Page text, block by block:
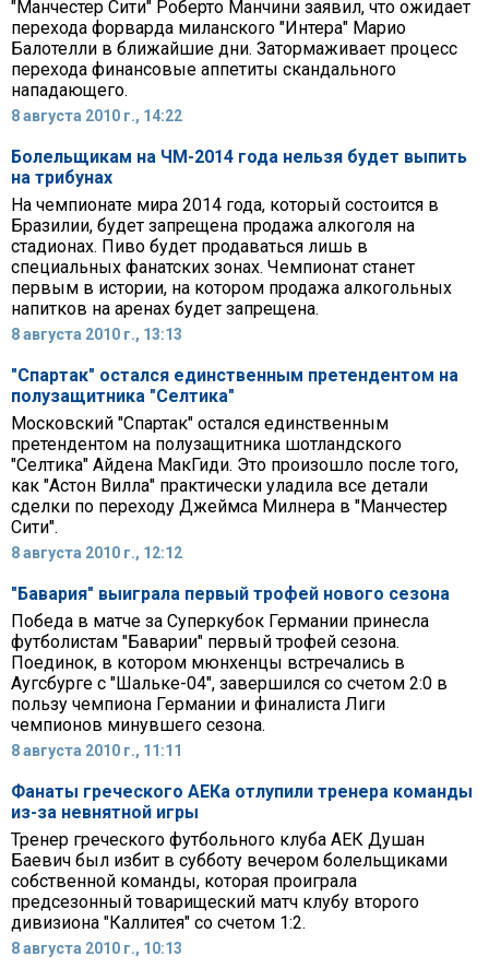
"Манчестер Сити" Роберто Манчини заявил, что ожидает
перехода форварда миланского "Интера" Марио
Балотелли в ближайшие дни. Затормаживает процесс
перехода финансовые аппетиты скандального
нападающего.
8 августа 2010 г., 14:22
Болельщикам на ЧМ-2014 года нельзя будет выпить
на трибунах
На чемпионате мира 2014 года, который состоится в
Бразилии, будет запрещена продажа алкоголя на
стадионах. Пиво будет продаваться лишь в
специальных фанатских зонах. Чемпионат станет
первым в истории, на котором продажа алкогольных
напитков на аренах будет запрещена.
8 августа 2010 г., 13:13
"Спартак" остался единственным претендентом на
полузащитника "Селтика"
Московский "Спартак" остался единственным
претендентом на полузащитника шотландского
"Селтика" Айдена МакГиди. Это произошло после того,
как "Астон Вилла" практически уладила все детали
сделки по переходу Джеймса Милнера в "Манчестер
Сити".
8 августа 2010 г., 12:12
"Бавария" выиграла первый трофей нового сезона
Победа в матче за Суперкубок Германии принесла
футболистам "Баварии" первый трофей сезона.
Поединок, в котором мюнхенцы встречались в
Аугсбурге с "Шальке-04", завершился со счетом 2:0 в
пользу чемпиона Германии и финалиста Лиги
чемпионов минувшего сезона.
8 августа 2010 г., 11:11
Фанаты греческого АЕКа отлупили тренера команды
из-за невнятной игры
Тренер греческого футбольного клуба АЕК Душан
Баевич был избит в субботу вечером болельщиками
собственной команды, которая проиграла
предсезонный товарищеский матч клубу второго
дивизиона "Каллитея" со счетом 1:2.
8 августа 2010 г., 10:13